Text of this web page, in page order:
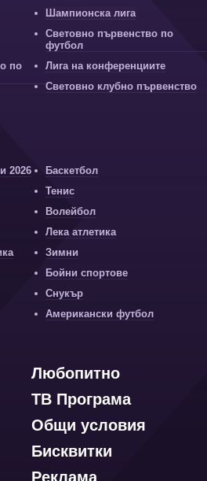
Шампионска лига
Световно първенство по
футбол
по
Лига на конференциите
Световно клубно първенство
2026
Баскетбол
Тенис
Волейбол
Лека атлетика
Зимни
Бойни спортове
Снукър
Американски футбол
Любопитно
ТВ Програма
Общи условия
Бисквитки
Реклама